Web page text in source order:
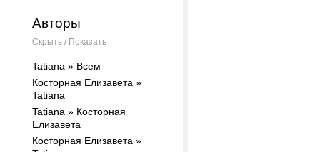
Авторы
Скрыть / Показать
Tatiana » Всем
Косторная Елизавета »
Tatiana
Tatiana » Косторная
Елизавета
Косторная Елизавета »